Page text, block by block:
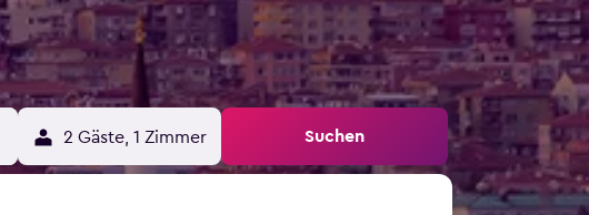
2 Gäste, 1 Zimmer Suchen